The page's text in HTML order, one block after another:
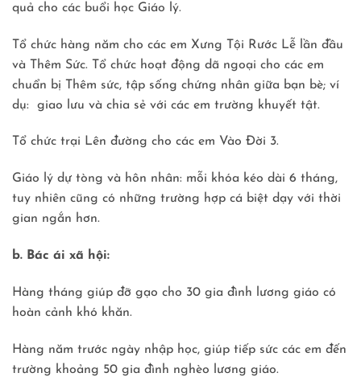
quả cho các buổi học Giáo lý.
Tổ chức hàng năm cho các em Xưng Tội Rước Lễ lần đầu
và Thêm Sức. Tổ chức hoạt động dã ngoại cho các em
chuẩn bị Thêm sức, tập sống chứng nhân giữa bạn bè; ví
dụ: giao lưu và chia sẻ với các em trường khuyết tật.
Tổ chức trại Lên đường cho các em Vào Đời 3.
Giáo lý dự tòng và hôn nhân: mỗi khóa kéo dài 6 tháng,
tuy nhiên cũng có những trường hợp cá biệt dạy với thời
gian ngắn hơn.
b. Bác ái xã hội:
Hàng tháng giúp đỡ gạo cho 30 gia đình lương giáo có
hoàn cảnh khó khăn.
Hàng năm trước ngày nhập học, giúp tiếp sức các em đến
trường khoảng 50 gia đình nghèo lương giáo.